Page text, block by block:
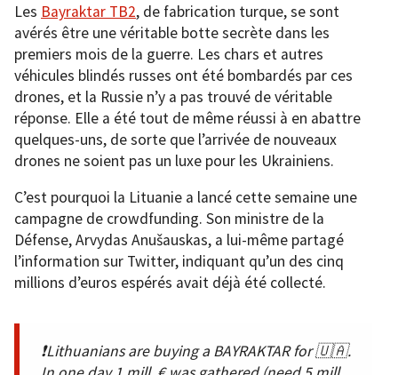
Les Bayraktar TB2, de fabrication turque, se sont
avérés être une véritable botte secrète dans les
premiers mois de la guerre. Les chars et autres
véhicules blindés russes ont été bombardés par ces
drones, et la Russie n’y a pas trouvé de véritable
réponse. Elle a été tout de même réussi à en abattre
quelques-uns, de sorte que l’arrivée de nouveaux
drones ne soient pas un luxe pour les Ukrainiens.
C’est pourquoi la Lituanie a lancé cette semaine une
campagne de crowdfunding. Son ministre de la
Défense, Arvydas Anušauskas, a lui-même partagé
l’information sur Twitter, indiquant qu’un des cinq
millions d’euros espérés avait déjà été collecté.
❗️Lithuanians are buying a BAYRAKTAR for 🇺🇦.